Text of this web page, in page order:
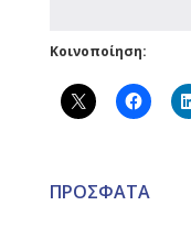
Κοινοποίηση:
ΠΡΟΣΦΑΤΑ